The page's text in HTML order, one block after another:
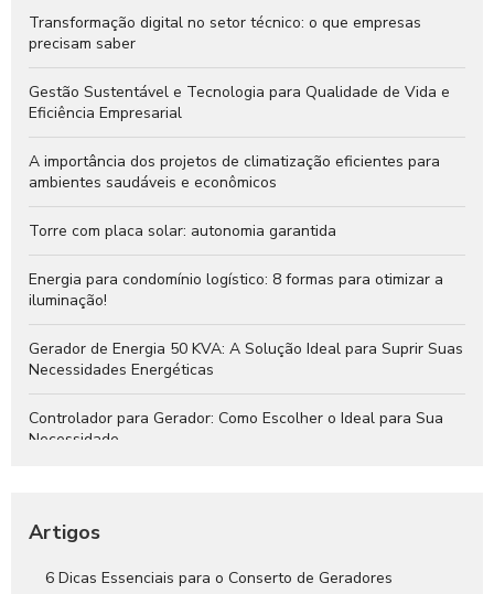
Transformação digital no setor técnico: o que empresas
precisam saber
Gestão Sustentável e Tecnologia para Qualidade de Vida e
Eficiência Empresarial
A importância dos projetos de climatização eficientes para
ambientes saudáveis e econômicos
Torre com placa solar: autonomia garantida
Energia para condomínio logístico: 8 formas para otimizar a
iluminação!
Gerador de Energia 50 KVA: A Solução Ideal para Suprir Suas
Necessidades Energéticas
Controlador para Gerador: Como Escolher o Ideal para Sua
Necessidade
Artigos
6 Dicas Essenciais para o Conserto de Geradores